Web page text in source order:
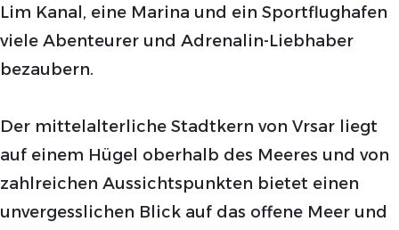
Lim Kanal, eine Marina und ein Sportflughafen
viele Abenteurer und Adrenalin-Liebhaber
bezaubern.
Der mittelalterliche Stadtkern von Vrsar liegt
auf einem Hügel oberhalb des Meeres und von
zahlreichen Aussichtspunkten bietet einen
unvergesslichen Blick auf das offene Meer und